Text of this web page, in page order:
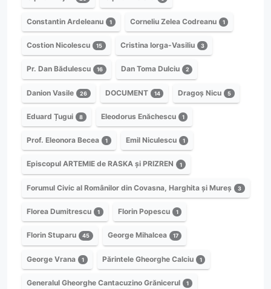
Constantin Ardeleanu 1 Corneliu Zelea Codreanu 1
Costion Nicolescu 15 Cristina Iorga-Vasiliu 3
Pr. Dan Bădulescu 16 Dan Toma Dulciu 2
Danion Vasile 26 DOCUMENT 14 Dragoș Nicu 5
Eduard Țugui 8 Eleodorus Enăchescu 1
Prof. Eleonora Becea 1 Emil Niculescu 1
Episcopul ARTEMIE de RASKA și PRIZREN 1
Forumul Civic al Românilor din Covasna, Harghita și Mureș 3
Florea Dumitrescu 1 Florin Popescu 1
Florin Stuparu 45 George Mihalcea 17
George Vrana 1 Părintele Gheorghe Calciu 1
Generalul Gheorghe Cantacuzino Grănicerul 1